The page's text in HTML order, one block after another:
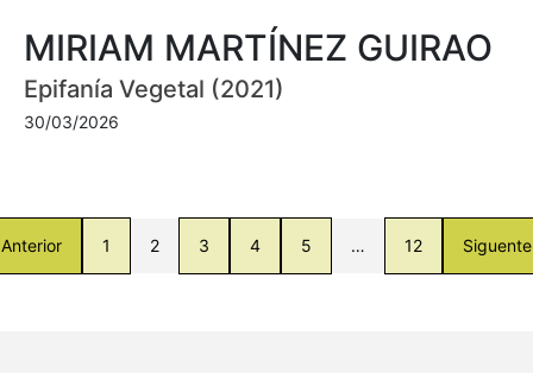
MIRIAM MARTÍNEZ GUIRAO
Epifanía Vegetal (2021)
30/03/2026
Anterior 1 2 3 4 5 … 12 Siguente